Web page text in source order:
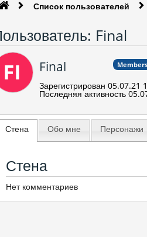
Список пользователей
Final
Final Members
Зарегистрирован 05.07.21
Последняя активность
Стена Обо мне Персонажи
Стена
Нет комментариев